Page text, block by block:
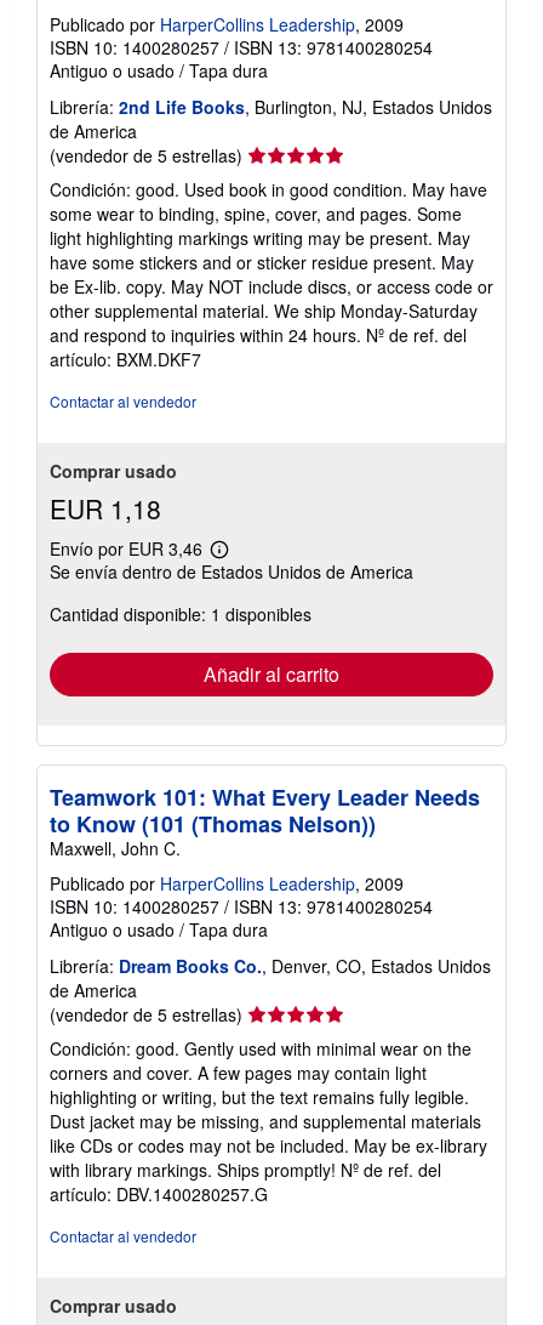
Publicado por HarperCollins Leadership, 2009
ISBN 10: 1400280257 / ISBN 13: 9781400280254
Antiguo o usado / Tapa dura
Librería: 2nd Life Books, Burlington, NJ, Estados Unidos
de America
(vendedor de 5 estrellas) Calificación
del
vendedor:
5
de
5
estrellas
Condición: good. Used book in good condition. May have
some wear to binding, spine, cover, and pages. Some
light highlighting markings writing may be present. May
have some stickers and or sticker residue present. May
be Ex-lib. copy. May NOT include discs, or access code or
other supplemental material. We ship Monday-Saturday
and respond to inquiries within 24 hours. Nº de ref. del
artículo: BXM.DKF7
Contactar al vendedor
Comprar usado
EUR 1,18
Envío por EUR 3,46
Más
información
las
tarifas
envío
Se envía dentro de Estados Unidos de America
Cantidad disponible: 1 disponibles
Añadir al carrito
Teamwork 101: What Every Leader Needs
to Know (101 (Thomas Nelson))
Maxwell, John C.
Publicado por HarperCollins Leadership, 2009
ISBN 10: 1400280257 / ISBN 13: 9781400280254
Antiguo o usado / Tapa dura
Librería: Dream Books Co., Denver, CO, Estados Unidos
de America
(vendedor de 5 estrellas) Calificación
vendedor:
5
de
5
estrellas
Condición: good. Gently used with minimal wear on the
corners and cover. A few pages may contain light
highlighting or writing, but the text remains fully legible.
Dust jacket may be missing, and supplemental materials
like CDs or codes may not be included. May be ex-library
with library markings. Ships promptly! Nº de ref. del
artículo: DBV.1400280257.G
Contactar al vendedor
Comprar usado